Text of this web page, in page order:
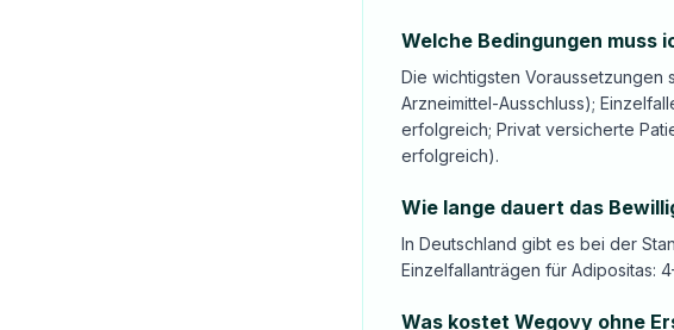
Welche Bedingungen muss
Die wichtigsten Voraussetzungen
Arzneimittel-Ausschluss);
erfolgreich; Privat versicherte
erfolgreich).
Wie lange dauert das
In Deutschland gibt es bei der
Einzelfallanträgen für Adipositas:
Was kostet Wegovy ohne